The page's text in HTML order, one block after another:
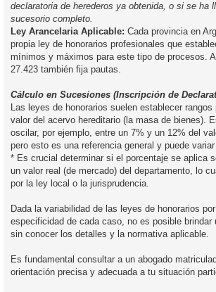
declaratoria de herederos ya obtenida, o si se ha
sucesorio completo.
Ley Arancelaria Aplicable: Cada provincia en
propia ley de honorarios profesionales que
mínimos y máximos para este tipo de procesos.
27.423 también fija pautas.
Cálculo en Sucesiones (Inscripción de
Las leyes de honorarios suelen establecer rangos
valor del acervo hereditario (la masa de bienes).
oscilar, por ejemplo, entre un 7% y un 12% del
pero esto es una referencia general y puede
* Es crucial determinar si el porcentaje se aplica
un valor real (de mercado) del departamento, lo
por la ley local o la jurisprudencia.
Dada la variabilidad de las leyes de honorarios
especificidad de cada caso, no es posible brindar
sin conocer los detalles y la normativa aplicable.
Es fundamental consultar a un abogado
orientación precisa y adecuada a tu situación